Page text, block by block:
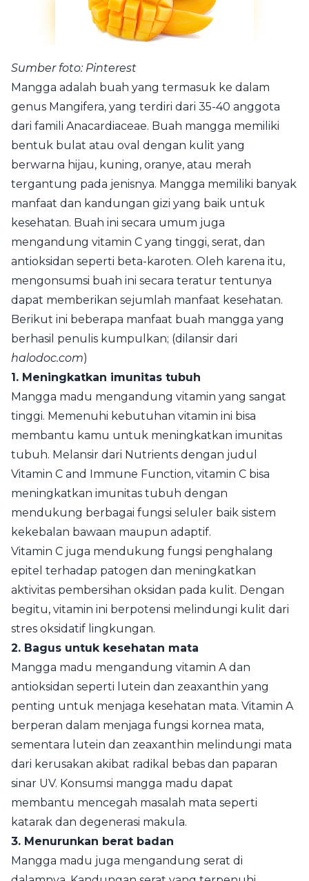
Sumber foto: Pinterest
Mangga adalah buah yang termasuk ke dalam
genus Mangifera, yang terdiri dari 35-40 anggota
dari famili Anacardiaceae. Buah mangga memiliki
bentuk bulat atau oval dengan kulit yang
berwarna hijau, kuning, oranye, atau merah
tergantung pada jenisnya. Mangga memiliki banyak
manfaat dan kandungan gizi yang baik untuk
kesehatan. Buah ini secara umum juga
mengandung vitamin C yang tinggi, serat, dan
antioksidan seperti beta-karoten. Oleh karena itu,
mengonsumsi buah ini secara teratur tentunya
dapat memberikan sejumlah manfaat kesehatan.
Berikut ini beberapa manfaat buah mangga yang
berhasil penulis kumpulkan; (dilansir dari
halodoc.com)
1. Meningkatkan imunitas tubuh
Mangga madu mengandung vitamin yang sangat
tinggi. Memenuhi kebutuhan vitamin ini bisa
membantu kamu untuk meningkatkan imunitas
tubuh. Melansir dari Nutrients dengan judul
Vitamin C and Immune Function, vitamin C bisa
meningkatkan imunitas tubuh dengan
mendukung berbagai fungsi seluler baik sistem
kekebalan bawaan maupun adaptif.
Vitamin C juga mendukung fungsi penghalang
epitel terhadap patogen dan meningkatkan
aktivitas pembersihan oksidan pada kulit. Dengan
begitu, vitamin ini berpotensi melindungi kulit dari
stres oksidatif lingkungan.
2. Bagus untuk kesehatan mata
Mangga madu mengandung vitamin A dan
antioksidan seperti lutein dan zeaxanthin yang
penting untuk menjaga kesehatan mata. Vitamin A
berperan dalam menjaga fungsi kornea mata,
sementara lutein dan zeaxanthin melindungi mata
dari kerusakan akibat radikal bebas dan paparan
sinar UV. Konsumsi mangga madu dapat
membantu mencegah masalah mata seperti
katarak dan degenerasi makula.
3. Menurunkan berat badan
Mangga madu juga mengandung serat di